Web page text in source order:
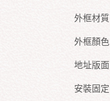
外框材質
外框顏色
地址版面
安裝固定